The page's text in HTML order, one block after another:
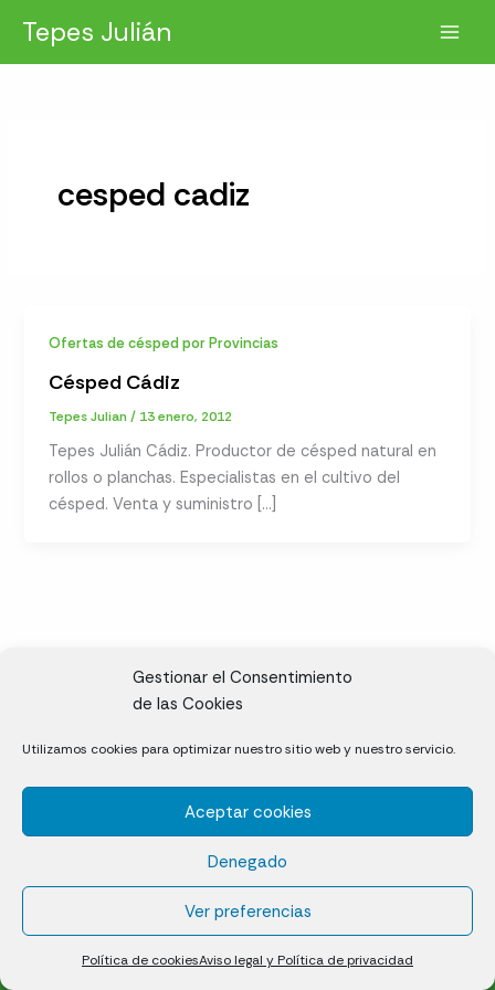
Gestionar el Consentimiento
de las Cookies
Utilizamos cookies para optimizar nuestro sitio web y nuestro servicio.
Aceptar cookies
Denegado
Ver preferencias
Política de cookiesAviso legal y Política de privacidad
contenido
Tepes Julián
cesped cadiz
Ofertas de césped por Provincias
Césped Cádiz
Tepes Julian/ 13 enero, 2012
Tepes Julián Cádiz. Productor de césped natural en
rollos o planchas. Especialistas en el cultivo del
césped. Venta y suministro […]
Cáceres
Césped natural en tepes
Política de cookies (UE)
Aviso legal y Política de privacidad
¿Quiénes somos?
Contacto